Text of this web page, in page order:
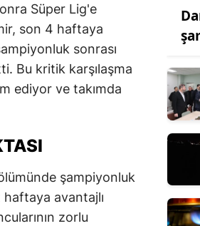
Süper Lig'e
son 4 haftaya
sonrası
Bu kritik karşılaşma
ediyor ve takımda
şampiyonluk
haftaya avantajlı
zorlu